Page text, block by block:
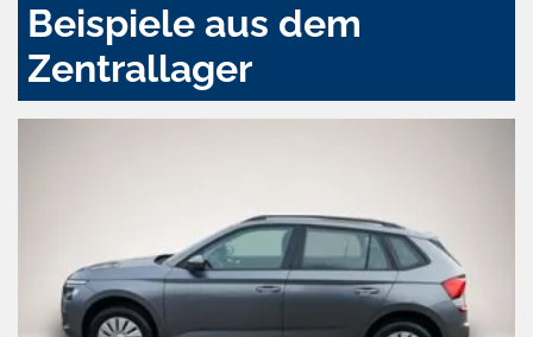
Beispiele aus dem
Zentrallager